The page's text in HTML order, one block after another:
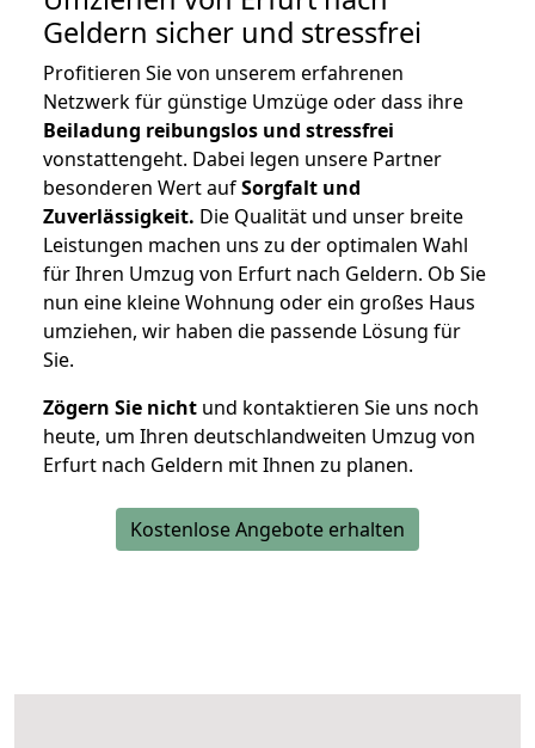
Geldern sicher und stressfrei
Profitieren Sie von unserem erfahrenen
Netzwerk für günstige Umzüge oder dass ihre
Beiladung reibungslos und stressfrei
vonstattengeht. Dabei legen unsere Partner
besonderen Wert aufSorgfalt und
Zuverlässigkeit. Die Qualität und unser breite
Leistungen machen uns zu der optimalen Wahl
für Ihren Umzug von Erfurt nach Geldern. Ob Sie
nun eine kleine Wohnung oder ein großes Haus
umziehen, wir haben die passende Lösung für
Sie.
Zögern Sie nicht und kontaktieren Sie uns noch
heute, um Ihren deutschlandweiten Umzug von
Erfurt nach Geldern mit Ihnen zu planen.
Kostenlose Angebote erhalten